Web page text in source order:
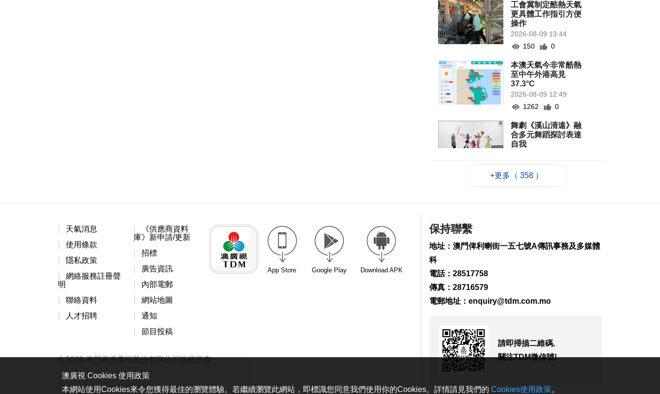
工會冀制定酷熱天氣
更具體工作指引方便
操作
2026-08-09 13:44
150
0
本澳天氣今非常酷熱
至中午外港高見
37.3°C
2026-08-09 12:49
1262
0
舞劇《溪山清遠》融
合多元舞蹈探討表達
自我
在京求學
0.5%
習近平致電尚達曼祝
2026-08-09 11:05
+更多（ 358 ）
天氣消息
使用條款
隱私政策
網絡服務註冊聲
明
聯絡資料
人才招聘
《供應商資料
庫》新申請/更新
招標
廣告資訊
內部電郵
網站地圖
通知
節目投稿
App Store Google Play Download APK
© 2026 澳門廣播電視股份有限公司版權所有
保持聯繫
地址：澳門俾利喇街一五七號A傳訊事務及多媒體
科
電話：28517758
傳真：28716579
電郵地址： enquiry@tdm.com.mo
請即掃描二維碼,
關注TDM微信號!
澳廣視 Cookies 使用政策
本網站使用Cookies來令您獲得最佳的瀏覽體驗。若繼續瀏覽此網站，即標識您同意我們使用你的Cookies。詳情請見我們的 Cookies使用政策。